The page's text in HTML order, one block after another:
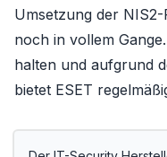
Umsetzung der
noch in vollem
halten und aufgrund
bietet ESET